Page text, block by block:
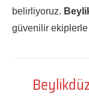
belirliyoruz.
güvenilir ekiplerle